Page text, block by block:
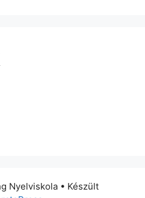
Nyelviskola• Készült